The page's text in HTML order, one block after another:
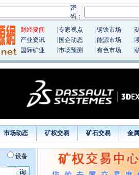
财经要闻 专家视点 钢铁市场
产业资讯
国企动态 能源市场
国际矿业
市场预测 有色市场
市场动态 矿权交易 矿石交易 金
设备